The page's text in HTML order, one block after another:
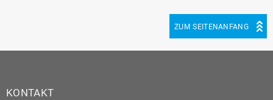
ZUM SEITENANFANG
KONTAKT